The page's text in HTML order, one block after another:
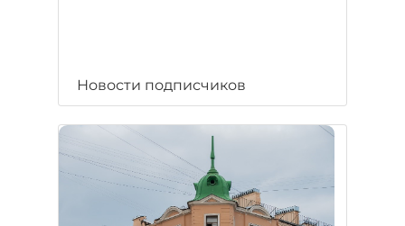
Новости подписчиков